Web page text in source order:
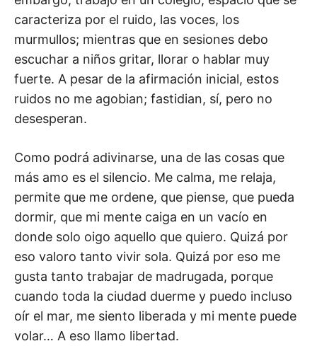
caracteriza por el ruido, las voces, los
murmullos; mientras que en sesiones debo
escuchar a niños gritar, llorar o hablar muy
fuerte. A pesar de la afirmación inicial, estos
ruidos no me agobian; fastidian, sí, pero no
desesperan.
Como podrá adivinarse, una de las cosas que
más amo es el silencio. Me calma, me relaja,
permite que me ordene, que piense, que pueda
dormir, que mi mente caiga en un vacío en
donde solo oigo aquello que quiero. Quizá por
eso valoro tanto vivir sola. Quizá por eso me
gusta tanto trabajar de madrugada, porque
cuando toda la ciudad duerme y puedo incluso
oír el mar, me siento liberada y mi mente puede
volar… A eso llamo libertad.